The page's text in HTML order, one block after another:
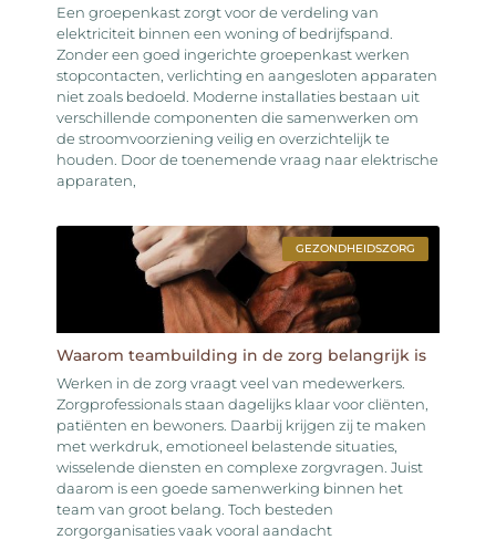
Een groepenkast zorgt voor de verdeling van
elektriciteit binnen een woning of bedrijfspand.
Zonder een goed ingerichte groepenkast werken
stopcontacten, verlichting en aangesloten apparaten
niet zoals bedoeld. Moderne installaties bestaan uit
verschillende componenten die samenwerken om
de stroomvoorziening veilig en overzichtelijk te
houden. Door de toenemende vraag naar elektrische
apparaten,
GEZONDHEIDSZORG
Waarom teambuilding in de zorg belangrijk is
Werken in de zorg vraagt veel van medewerkers.
Zorgprofessionals staan dagelijks klaar voor cliënten,
patiënten en bewoners. Daarbij krijgen zij te maken
met werkdruk, emotioneel belastende situaties,
wisselende diensten en complexe zorgvragen. Juist
daarom is een goede samenwerking binnen het
team van groot belang. Toch besteden
zorgorganisaties vaak vooral aandacht